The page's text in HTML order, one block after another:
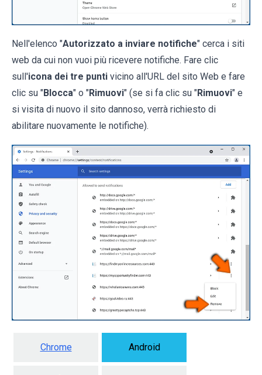
Nell'elenco "Autorizzato a inviare notifiche" cerca i siti
web da cui non vuoi più ricevere notifiche. Fare clic
sull'icona dei tre punti vicino all'URL del sito Web e fare
clic su "Blocca" o "Rimuovi" (se si fa clic su "Rimuovi" e
si visita di nuovo il sito dannoso, verrà richiesto di
abilitare nuovamente le notifiche).
Chrome Android